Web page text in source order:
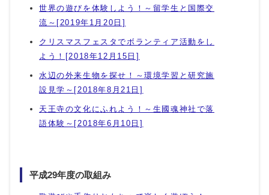
世界の遊びを体験しよう！～留学生と国際交
流～[2019年1月20日]
クリスマスフェスタでボランティア活動をし
よう！[2018年12月15日]
水辺の外来生物を探せ！～環境学習と研究施
設見学～[2018年8月21日]
天王寺の文化にふれよう！～生國魂神社で落
語体験～[2018年6月10日]
平成29年度の取組み